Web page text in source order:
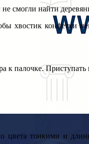
смогли найти
хвостик конфетки
к палочке.
цвета тонкими и